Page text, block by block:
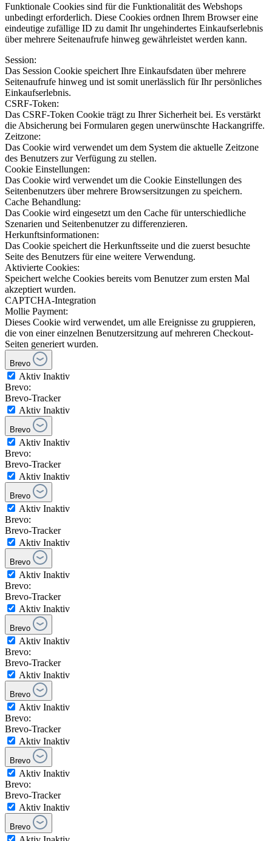
Funktionale Cookies sind für die Funktionalität des Webshops
unbedingt erforderlich. Diese Cookies ordnen Ihrem Browser eine
eindeutige zufällige ID zu damit Ihr ungehindertes Einkaufserlebnis
über mehrere Seitenaufrufe hinweg gewährleistet werden kann.
Session:
Das Session Cookie speichert Ihre Einkaufsdaten über mehrere
Seitenaufrufe hinweg und ist somit unerlässlich für Ihr persönliches
Einkaufserlebnis.
CSRF-Token:
Das CSRF-Token Cookie trägt zu Ihrer Sicherheit bei. Es verstärkt
die Absicherung bei Formularen gegen unerwünschte Hackangriffe.
Zeitzone:
Das Cookie wird verwendet um dem System die aktuelle Zeitzone
des Benutzers zur Verfügung zu stellen.
Cookie Einstellungen:
Das Cookie wird verwendet um die Cookie Einstellungen des
Seitenbenutzers über mehrere Browsersitzungen zu speichern.
Cache Behandlung:
Das Cookie wird eingesetzt um den Cache für unterschiedliche
Szenarien und Seitenbenutzer zu differenzieren.
Herkunftsinformationen:
Das Cookie speichert die Herkunftsseite und die zuerst besuchte
Seite des Benutzers für eine weitere Verwendung.
Aktivierte Cookies:
Speichert welche Cookies bereits vom Benutzer zum ersten Mal
akzeptiert wurden.
CAPTCHA-Integration
Mollie Payment:
Dieses Cookie wird verwendet, um alle Ereignisse zu gruppieren,
die von einer einzelnen Benutzersitzung auf mehreren Checkout-
Seiten generiert wurden.
Brevo
Aktiv Inaktiv
Brevo:
Brevo-Tracker
Aktiv Inaktiv
Brevo
Aktiv Inaktiv
Brevo:
Brevo-Tracker
Aktiv Inaktiv
Brevo
Aktiv Inaktiv
Brevo:
Brevo-Tracker
Aktiv Inaktiv
Brevo
Aktiv Inaktiv
Brevo:
Brevo-Tracker
Aktiv Inaktiv
Brevo
Aktiv Inaktiv
Brevo:
Brevo-Tracker
Aktiv Inaktiv
Brevo
Aktiv Inaktiv
Brevo:
Brevo-Tracker
Aktiv Inaktiv
Brevo
Aktiv Inaktiv
Brevo:
Brevo-Tracker
Aktiv Inaktiv
Brevo